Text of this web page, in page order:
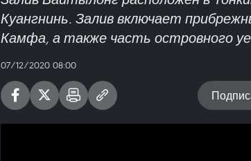
Куангнинь. Залив включает
Камфа, а также часть островного
07/12/2020 08:00